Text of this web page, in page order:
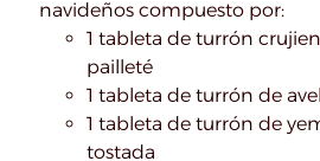
navideños compuesto por:
1 tableta de turrón
pailleté
1 tableta de turrón de
1 tableta de turrón de
tostada